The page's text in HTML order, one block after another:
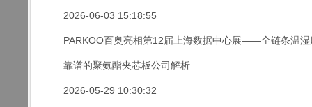
2026-06-03 15:18:55
PARKOO百奥亮相第12届上海数据中心展——全链条温湿
靠谱的聚氨酯夹芯板公司解析
2026-05-29 10:30:32